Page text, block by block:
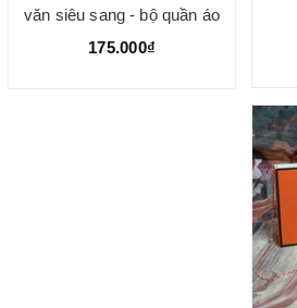
văn siêu sang - bộ quần áo
cotton nữ
175.000₫